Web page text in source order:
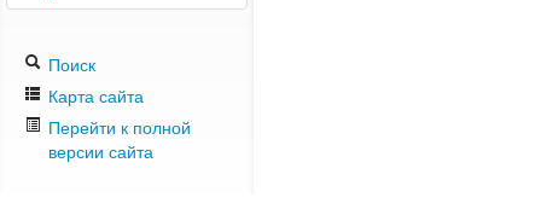
Поиск
Карта сайта
Перейти к полной
версии сайта